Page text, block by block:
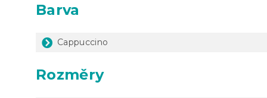
Barva
Cappuccino
Rozměry